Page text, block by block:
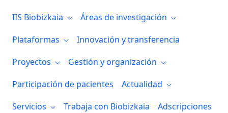
IIS Biobizkaia
Áreas de investigación
Plataformas
Innovación y transferencia
Proyectos
Gestión y organización
Participación de pacientes
Actualidad
Servicios
Trabaja con Biobizkaia
Adscripciones